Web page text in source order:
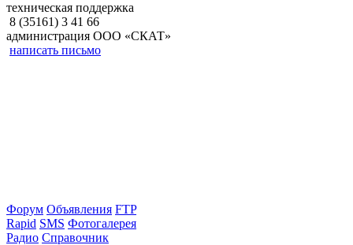
техническая поддержка
8 (35161) 3 41 66
администрация ООО «СКАТ»
написать письмо
Форум Объявления FTP
Rapid SMS Фотогалерея
Радио Справочник